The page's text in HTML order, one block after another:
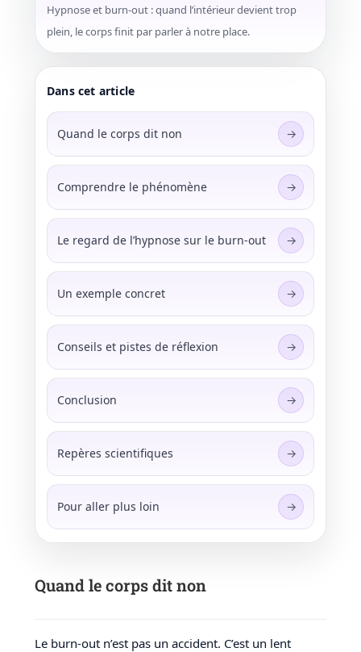
Hypnose et burn-out : quand l’intérieur devient trop
plein, le corps finit par parler à notre place.
Dans cet article
Quand le corps dit non
Comprendre le phénomène
Le regard de l’hypnose sur le burn-out
Un exemple concret
Conseils et pistes de réflexion
Conclusion
Repères scientifiques
Pour aller plus loin
Quand le corps dit non
Le burn-out n’est pas un accident. C’est un lent